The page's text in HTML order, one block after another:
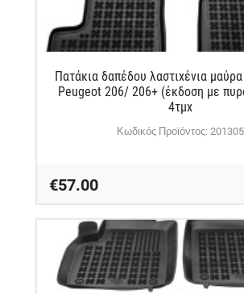
Πατάκια δαπέδου λαστιχένια
Peugeot 206/ 206+ (έκδοση με
4τμχ
Κωδικός Προϊόντος: 201305
€57.00